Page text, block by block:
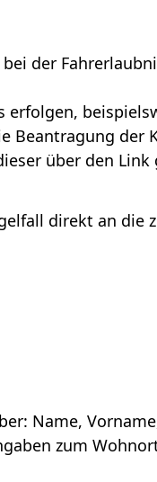
der
erfolgen,
Beantragung der
über den Link
direkt an die
Name,
zum